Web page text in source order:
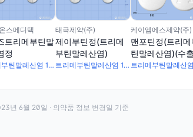
스메디텍
트리메부틴말
정
트리메부틴말레산염 100mg
태극제약(주)
제이부틴정(트리메
부틴말레산염)
트리메부틴말레산염 100mg
케이엠에스제약(주)
맨포틴정(트리메
틴말레산염)(수
년 6월 20일 · 의약품 정보 변경일 기준